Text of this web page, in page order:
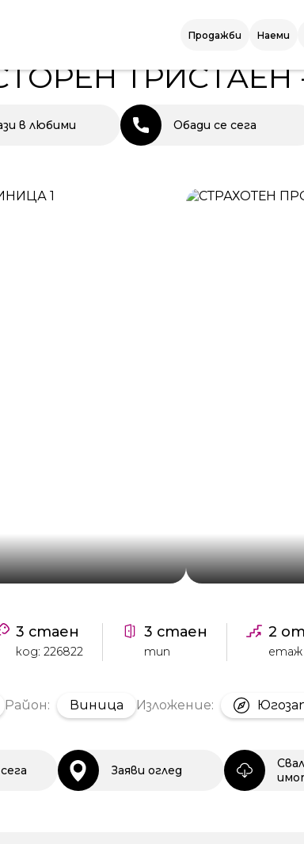
Продажби Наеми
в любими Обади се сега
3 стаен
код: 226822
3 стаен
тип
2
етаж
Район: Виница Изложение:
Заяви оглед